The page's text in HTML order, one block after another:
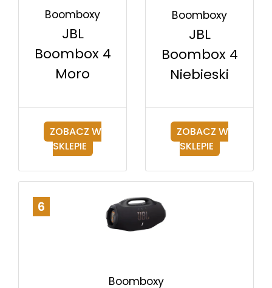
Boomboxy
JBL
Boombox 4
Moro
ZOBACZ W
SKLEPIE
Boomboxy
JBL
Boombox 4
Niebieski
ZOBACZ W
SKLEPIE
6
Boomboxy